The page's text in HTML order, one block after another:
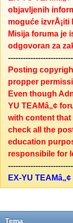
objavljenih
moguće
Misija foruma je
odgovoran za
Posting
propper
Even though
YU TEAMâ„¢
with content
check all the
education
responsibile for
EX-YU TEAMâ„¢
Tema